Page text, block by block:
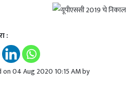
:
04 Aug 2020 10:15 AM by